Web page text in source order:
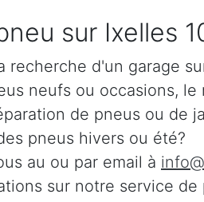
sur Ixelles
recherche d'un garage
neufs ou occasions, le
de pneus ou de
pneus hivers ou été?
au ou par email à
sur notre service de